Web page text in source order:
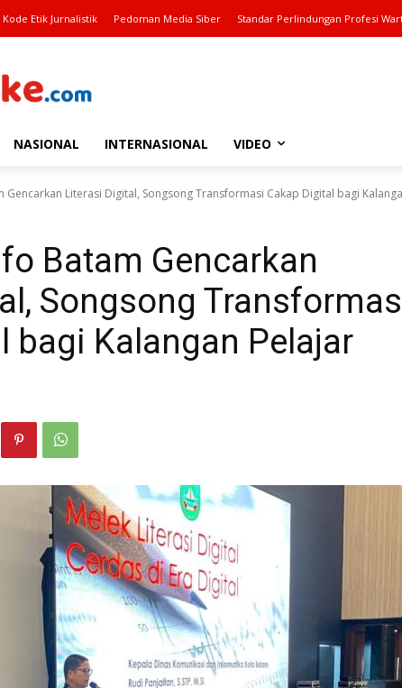
Kode Etik Jurnalistik Pedoman Media Siber Standar Perlindungan Profesi
NASIONAL INTERNASIONAL VIDEO
Gencarkan Literasi Digital, Songsong Transformasi Cakap Digital bagi
Batam Gencarkan
Songsong
bagi Kalangan Pelajar